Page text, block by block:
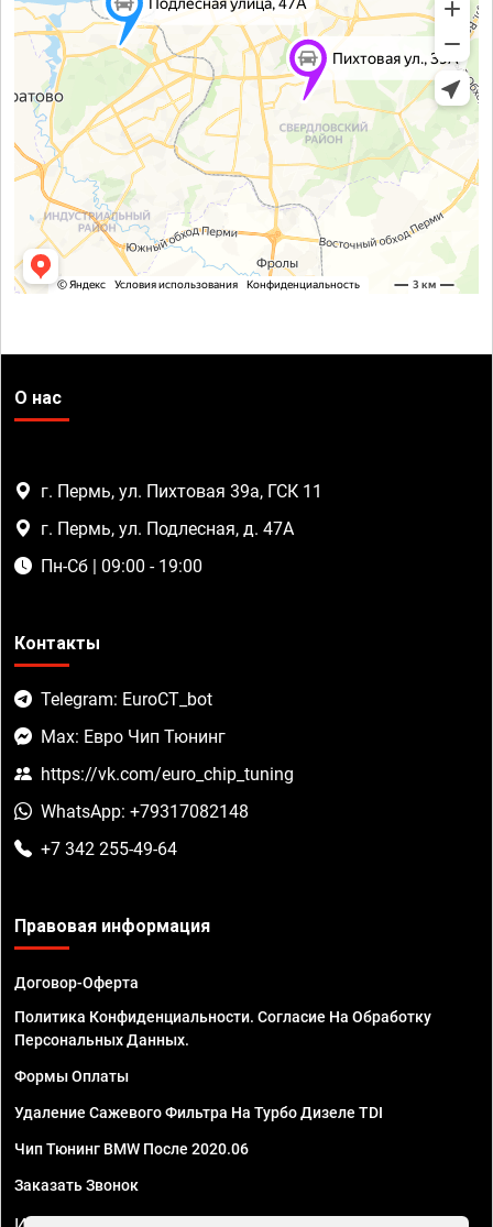
О нас
г. Пермь, ул. Пихтовая 39а, ГСК 11
г. Пермь, ул. Подлесная, д. 47А
Пн-Сб | 09:00 - 19:00
Контакты
Telegram: EuroCT_bot
Max: Евро Чип Тюнинг
https://vk.com/euro_chip_tuning
WhatsApp: +79317082148
+7 342 255-49-64
Правовая информация
Договор-Оферта
Политика Конфиденциальности. Согласие На Обработку
Персональных Данных.
Формы Оплаты
Удаление Сажевого Фильтра На Турбо Дизеле TDI
Чип Тюнинг BMW После 2020.06
Заказать Звонок